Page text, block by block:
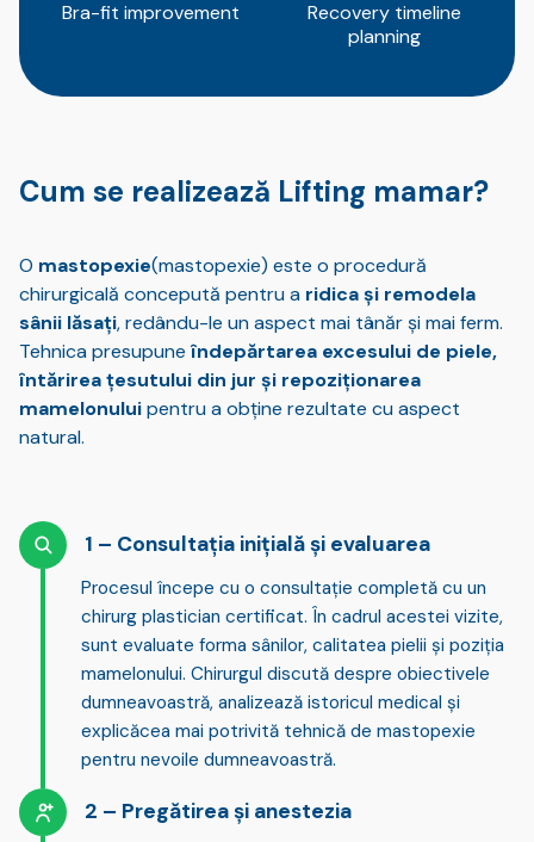
Bra-fit improvement
Recovery timeline
planning
Cum se realizează Lifting mamar?
O mastopexie(mastopexie) este o procedură
chirurgicală concepută pentru a ridica și remodela
sânii lăsați, redându-le un aspect mai tânăr și mai ferm.
Tehnica presupune îndepărtarea excesului de piele,
întărirea țesutului din jur și repoziționarea
mamelonuluipentru a obține rezultate cu aspect
natural.
Consultația inițială și evaluarea
Procesul începe cu o consultație completă cu un
chirurg plastician certificat. În cadrul acestei vizite,
sunt evaluate forma sânilor, calitatea pielii și poziția
mamelonului. Chirurgul discută despre obiectivele
dumneavoastră, analizează istoricul medical și
explicăcea mai potrivită tehnică de mastopexie
pentru nevoile dumneavoastră.
Pregătirea și anestezia